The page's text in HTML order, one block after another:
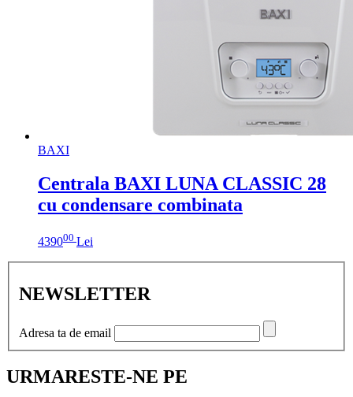
BAXI
Centrala BAXI LUNA CLASSIC 28
cu condensare combinata
439000 Lei
NEWSLETTER
Adresa ta de email
URMARESTE-NE PE